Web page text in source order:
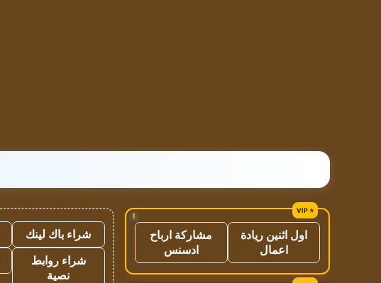
!
اول اثنين ريادة
اعمال
مشاركة ارباح
ادسنس
شراء باك لينك
شراء روابط
نصية